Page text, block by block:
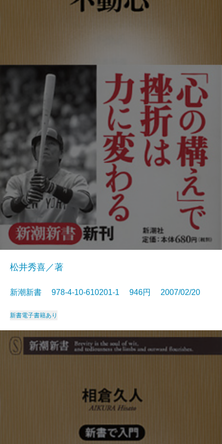
松井秀喜／著
新潮新書 978-4-10-610201-1 946円 2007/02/20
新書電子書籍あり